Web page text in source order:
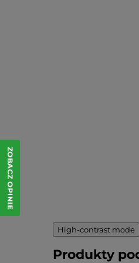
High-contrast mode
Produkty
ZOBACZ OPINIE